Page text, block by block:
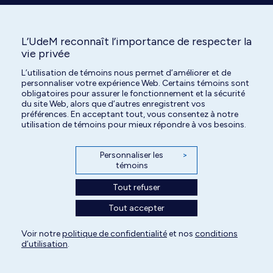
Tous droits réservés | Centre hospitalier universitaire vétérinaire de l'Université
de Montréal | 2026
Paramètres des témoins
L’UdeM reconnaît l’importance de respecter la
vie privée
L’utilisation de témoins nous permet d’améliorer et de
personnaliser votre expérience Web. Certains témoins sont
obligatoires pour assurer le fonctionnement et la sécurité
du site Web, alors que d’autres enregistrent vos
préférences. En acceptant tout, vous consentez à notre
utilisation de témoins pour mieux répondre à vos besoins.
Personnaliser les
témoins
>
Tout refuser
Tout accepter
Voir notrepolitique de confidentialitéet nos conditions
d’utilisation.